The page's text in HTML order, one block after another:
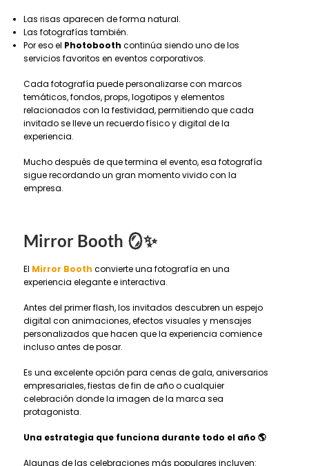
Las risas aparecen de forma natural.
Las fotografías también.
Por eso el Photobooth continúa siendo uno de los
servicios favoritos en eventos corporativos.
Cada fotografía puede personalizarse con marcos
temáticos, fondos, props, logotipos y elementos
relacionados con la festividad, permitiendo que cada
invitado se lleve un recuerdo físico y digital de la
experiencia.
Mucho después de que termina el evento, esa fotografía
sigue recordando un gran momento vivido con la
empresa.
Mirror Booth 🪞✨
El Mirror Booth convierte una fotografía en una
experiencia elegante e interactiva.
Antes del primer flash, los invitados descubren un espejo
digital con animaciones, efectos visuales y mensajes
personalizados que hacen que la experiencia comience
incluso antes de posar.
Es una excelente opción para cenas de gala, aniversarios
empresariales, fiestas de fin de año o cualquier
celebración donde la imagen de la marca sea
protagonista.
Una estrategia que funciona durante todo el año 🌎
Algunas de las celebraciones más populares incluyen: